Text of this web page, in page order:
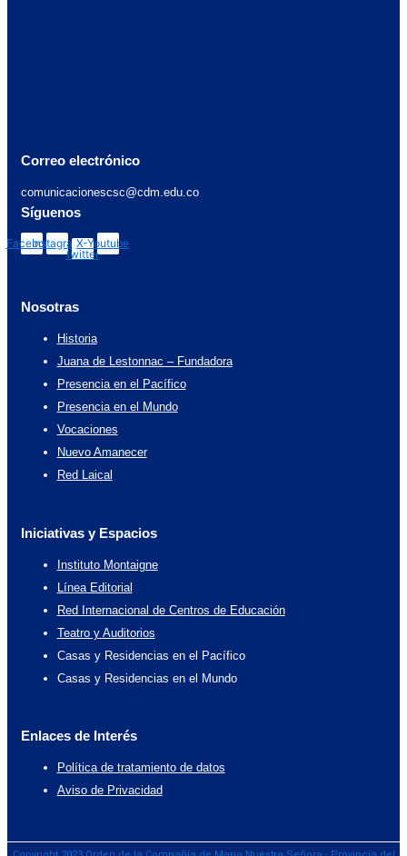
Correo electrónico
comunicacionescsc@cdm.edu.co
Síguenos
FacebookInstagramX-
twitter
Youtube
Nosotras
Historia
Juana de Lestonnac – Fundadora
Presencia en el Pacífico
Presencia en el Mundo
Vocaciones
Nuevo Amanecer
Red Laical
Iniciativas y Espacios
Instituto Montaigne
Línea Editorial
Red Internacional de Centros de Educación
Teatro y Auditorios
Casas y Residencias en el Pacífico
Casas y Residencias en el Mundo
Enlaces de Interés
Política de tratamiento de datos
Aviso de Privacidad